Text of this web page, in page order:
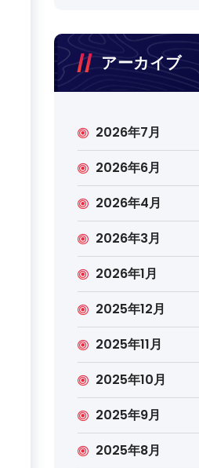
アーカイブ
2026年7月
2026年6月
2026年4月
2026年3月
2026年1月
2025年12月
2025年11月
2025年10月
2025年9月
2025年8月